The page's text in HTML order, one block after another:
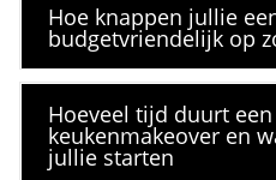
Hoe knappen jullie
budgetvriendelijk op
Hoeveel tijd duurt
keukenmakeover en
jullie starten